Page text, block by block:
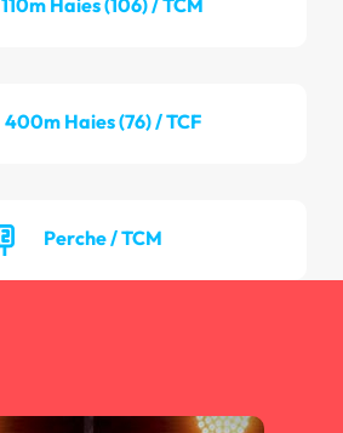
400m Haies (76) / TCF
Perche / TCM